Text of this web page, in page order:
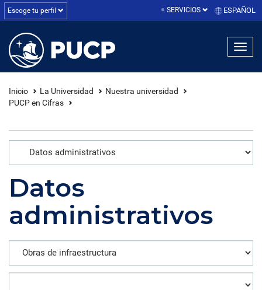
Escoge tu perfil SERVICIOS ESPAÑOL
Inicio La Universidad
Nuestra universidad
PUCP en Cifras
Datos
administrativos